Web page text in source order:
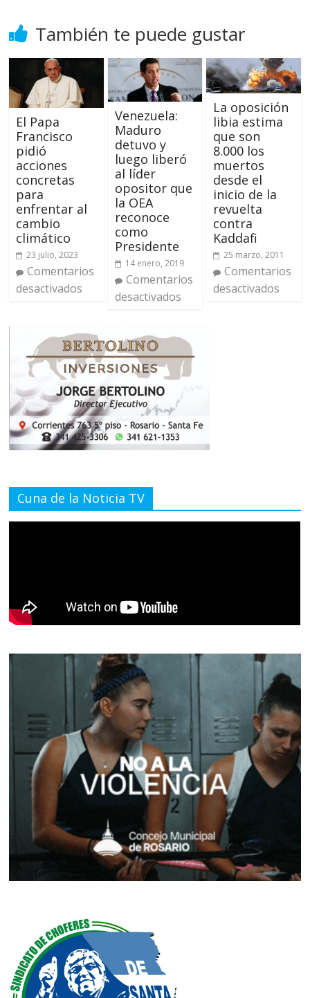
También te puede gustar
El Papa
Francisco
pidió
acciones
concretas
para
enfrentar al
cambio
climático
23 julio, 2023
Comentarios
desactivados
Venezuela:
Maduro
detuvo y
luego liberó
al líder
opositor que
la OEA
reconoce
como
Presidente
14 enero, 2019
Comentarios
desactivados
La oposición
libia estima
que son
8.000 los
muertos
desde el
inicio de la
revuelta
contra
Kaddafi
25 marzo, 2011
Comentarios
desactivados
Cuna de la Noticia TV